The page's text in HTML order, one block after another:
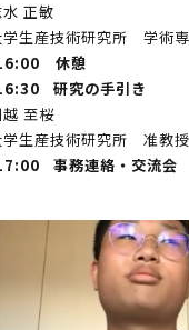
正敏
学生産技術研究所 学術
休憩
研究の手引き
至桜
学生産技術研究所 准教
事務連絡・交流会